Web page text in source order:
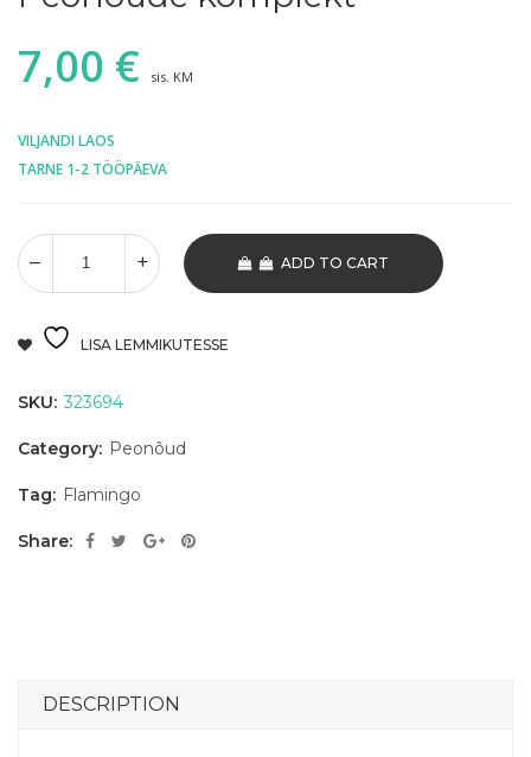
7,00 € sis. KM
VILJANDI LAOS
TARNE 1-2 TÖÖPÄEVA
ADD TO CART
LISA LEMMIKUTESSE
SKU: 323694
Category: Peonõud
Tag: Flamingo
Share:
DESCRIPTION